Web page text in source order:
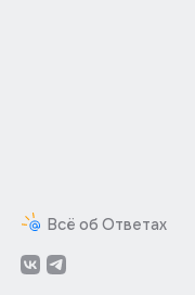
Всё об Ответах